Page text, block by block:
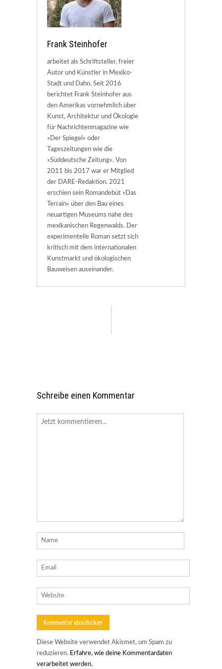
Frank Steinhofer
arbeitet als Schriftsteller, freier
Autor und Künstler in Mexiko-
Stadt und Dahn. Seit 2016
berichtet Frank Steinhofer aus
den Amerikas vornehmlich über
Kunst, Architektur und Ökologie
für Nachrichtenmagazine wie
»Der Spiegel« oder
Tageszeitungen wie die
»Süddeutsche Zeitung«. Von
2011 bis 2017 war er Mitglied
der DARE-Redaktion. 2021
erschien sein Romandebüt »Das
Terrain« über den Bau eines
neuartigen Museums nahe des
mexikanischen Regenwalds. Der
experimentelle Roman setzt sich
kritisch mit dem internationalen
Kunstmarkt und ökologischen
Bauweisen auseinander.
Schreibe einen Kommentar
Diese Website verwendet Akismet, um Spam zu
reduzieren. Erfahre, wie deine Kommentardaten
verarbeitet werden.